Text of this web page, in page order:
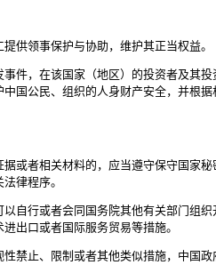
供领事保护与协助，维护其正当权益。
件，在该国家（地区）的投资者及其
国公民、组织的人身财产安全，并根
或者相关材料的，应当遵守保守国家
律程序。
自行或者会同国务院其他有关部门组织
出口或者国际服务贸易等措施。
禁止、限制或者其他类似措施，中国